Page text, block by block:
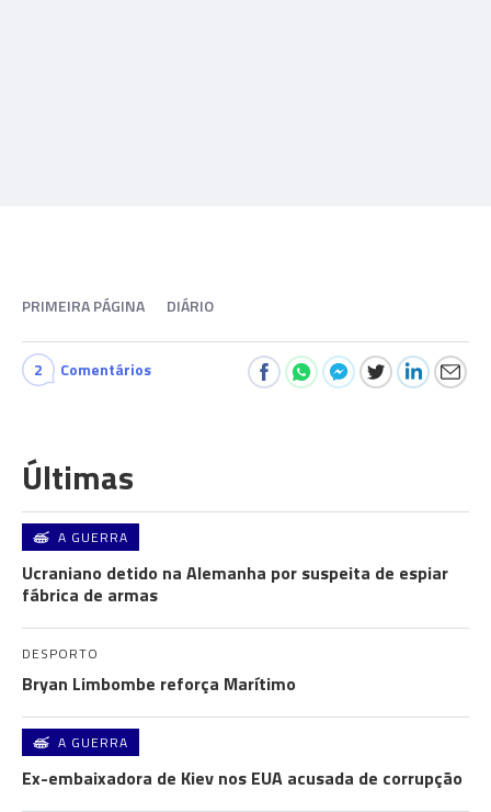
PRIMEIRA PÁGINA DIÁRIO
2 Comentários
Últimas
A GUERRA
Ucraniano detido na Alemanha por suspeita de espiar
fábrica de armas
DESPORTO
Bryan Limbombe reforça Marítimo
A GUERRA
Ex-embaixadora de Kiev nos EUA acusada de corrupção